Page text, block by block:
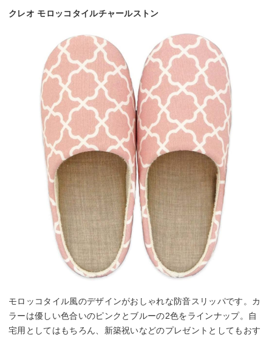
クレオ モロッコタイルチャールストン
モロッコタイル風のデザインがおしゃれな防音スリッパです。カ
ラーは優しい色合いのピンクとブルーの2色をラインナップ。自
宅用としてはもちろん、新築祝いなどのプレゼントとしてもおす